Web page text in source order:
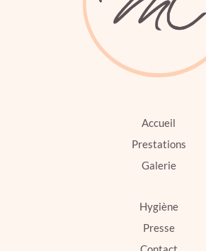
Accueil
Prestations
Galerie
Hygiène
Presse